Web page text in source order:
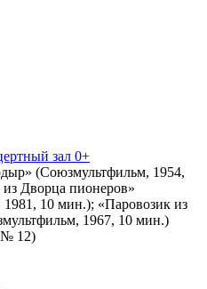
зал 0+
(Союзмультфильм, 1954,
Дворца пионеров»
10 мин.); «Паровозик из
1967, 10 мин.)
№ 12)